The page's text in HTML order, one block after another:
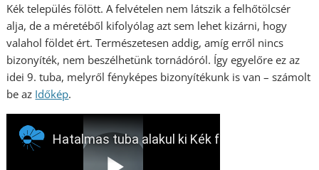
Kék település fölött. A felvételen nem látszik a felhőtölcsér
alja, de a méretéből kifolyólag azt sem lehet kizárni, hogy
valahol földet ért. Természetesen addig, amíg erről nincs
bizonyíték, nem beszélhetünk tornádóról. Így egyelőre ez az
idei 9. tuba, melyről fényképes bizonyítékunk is van – számolt
be az Időkép.